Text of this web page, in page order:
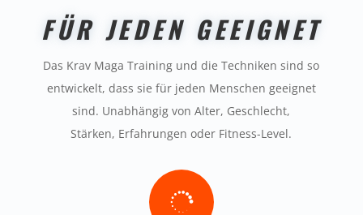
FÜR JEDEN GEEIGNET
Das Krav Maga Training und die Techniken sind so
entwickelt, dass sie für jeden Menschen geeignet
sind. Unabhängig von Alter, Geschlecht,
Stärken, Erfahrungen oder Fitness-Level.
